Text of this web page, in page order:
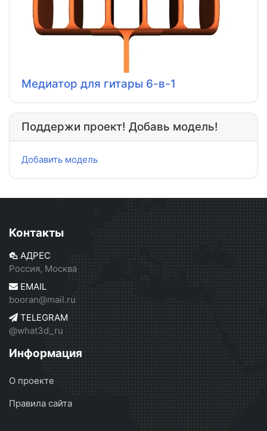
Медиатор для гитары 6-в-1
Поддержи проект! Добавь модель!
Добавить модель
Контакты
АДРЕС
Россия, Москва
EMAIL
booran@mail.ru
TELEGRAM
@what3d_ru
Информация
О проекте
Правила сайта